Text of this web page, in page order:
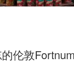
伦敦